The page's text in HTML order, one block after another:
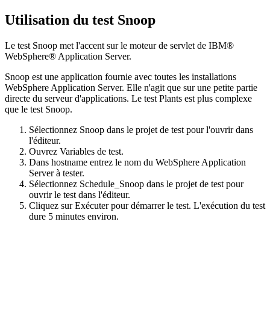
Utilisation du test Snoop
Le test Snoop met l'accent sur le moteur de servlet de IBM®
WebSphere® Application Server.
Snoop est une application fournie avec toutes les installations
WebSphere Application Server. Elle n'agit que sur une petite partie
directe du serveur d'applications. Le test Plants est plus complexe
que le test Snoop.
Sélectionnez Snoop dans le projet de test pour l'ouvrir dans
l'éditeur.
Ouvrez Variables de test.
Dans hostname entrez le nom du WebSphere Application
Serverà tester.
Sélectionnez Schedule_Snoop dans le projet de test pour
ouvrir le test dans l'éditeur.
Cliquez surExécuterpour démarrer le test. L'exécution du test
dure 5 minutes environ.